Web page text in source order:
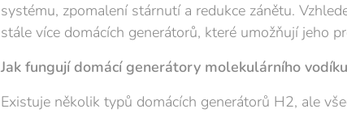
systému, zpomalení stárnutí a redukce zánětu.
stále více domácích generátorů, které umožňují jeho
Jak fungují domácí generátory molekulárního
Existuje několik typů domácích generátorů H2, ale